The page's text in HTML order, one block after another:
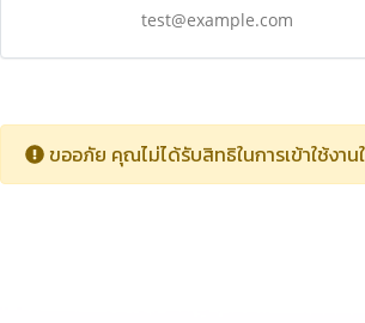
test@example.com
ขออภัย คุณไม่ได้รับสิทธิในการเข้าใช้งา